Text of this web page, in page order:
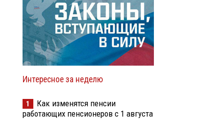
Интересное за неделю
1
Как изменятся пенсии
работающих пенсионеров с 1 августа